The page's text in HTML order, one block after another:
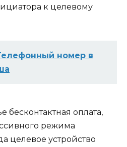
к целевому
номер в
бесконтактная оплата,
режима
целевое устройство